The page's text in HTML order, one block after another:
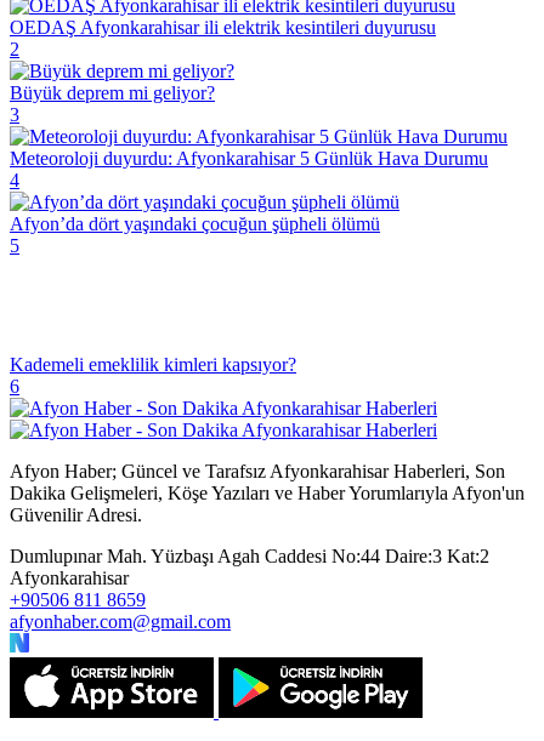
OEDAŞ Afyonkarahisar ili elektrik kesintileri duyurusu
2
Büyük deprem mi geliyor?
3
Meteoroloji duyurdu: Afyonkarahisar 5 Günlük Hava Durumu
4
Afyon’da dört yaşındaki çocuğun şüpheli ölümü
5
Kademeli emeklilik kimleri kapsıyor?
6
Afyon Haber; Güncel ve Tarafsız Afyonkarahisar Haberleri, Son
Dakika Gelişmeleri, Köşe Yazıları ve Haber Yorumlarıyla Afyon'un
Güvenilir Adresi.
Dumlupınar Mah. Yüzbaşı Agah Caddesi No:44 Daire:3 Kat:2
Afyonkarahisar
+90506 811 8659
afyonhaber.com@gmail.com